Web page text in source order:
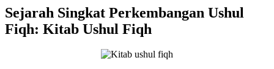
Sejarah Singkat Perkembangan Ushul
Fiqh: Kitab Ushul Fiqh